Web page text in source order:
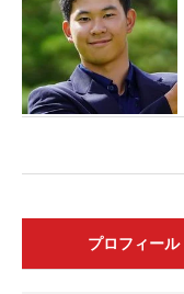
プロフィール